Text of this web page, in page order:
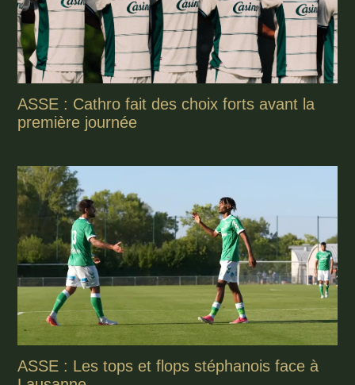
ASSE : Cathro fait des choix forts avant la
première journée
ASSE : Les tops et flops stéphanois face à